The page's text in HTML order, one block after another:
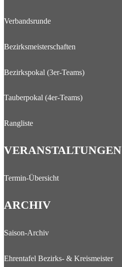
Verbandsrunde
Bezirksmeisterschaften
Bezirkspokal (3er-Teams)
Tauberpokal (4er-Teams)
Rangliste
VERANSTALTUNGEN
Termin-Übersicht
ARCHIV
Saison-Archiv
Ehrentafel Bezirks- & Kreismeister